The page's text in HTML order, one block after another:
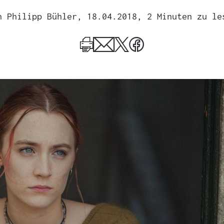
Philipp Bühler, 18.04.2018, 2 Minuten zu